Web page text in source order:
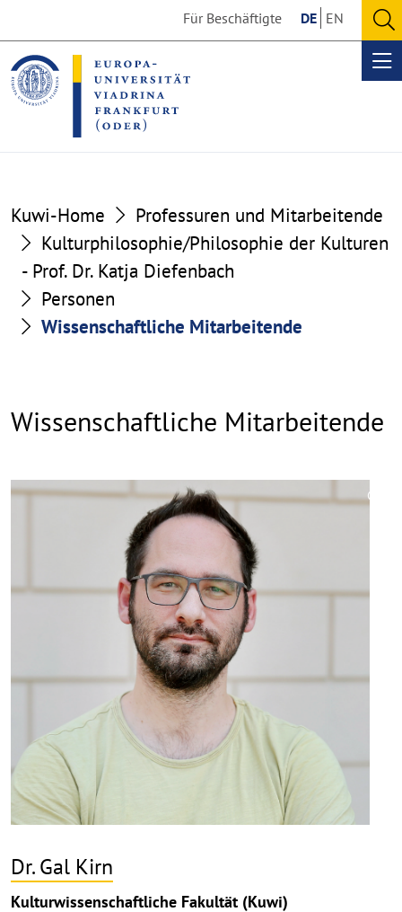
the
content
section
the
footer
section
Für Beschäftigte DE EN
Kuwi-Home
Professuren und Mitarbeitende
Kulturphilosophie/Philosophie der Kulturen
- Prof. Dr. Katja Diefenbach
Personen
Wissenschaftliche Mitarbeitende
Wissenschaftliche Mitarbeitende
©
Dr. Gal Kirn
Kulturwissenschaftliche Fakultät (Kuwi)